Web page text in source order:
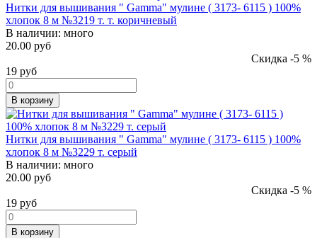
Нитки для вышивания " Gamma" мулине ( 3173- 6115 ) 100%
хлопок 8 м №3219 т. т. коричневый
В наличии: много
20.00 руб
Скидка -5 %
19 руб
В корзину
Нитки для вышивания " Gamma" мулине ( 3173- 6115 ) 100%
хлопок 8 м №3229 т. серый
В наличии: много
20.00 руб
Скидка -5 %
19 руб
В корзину